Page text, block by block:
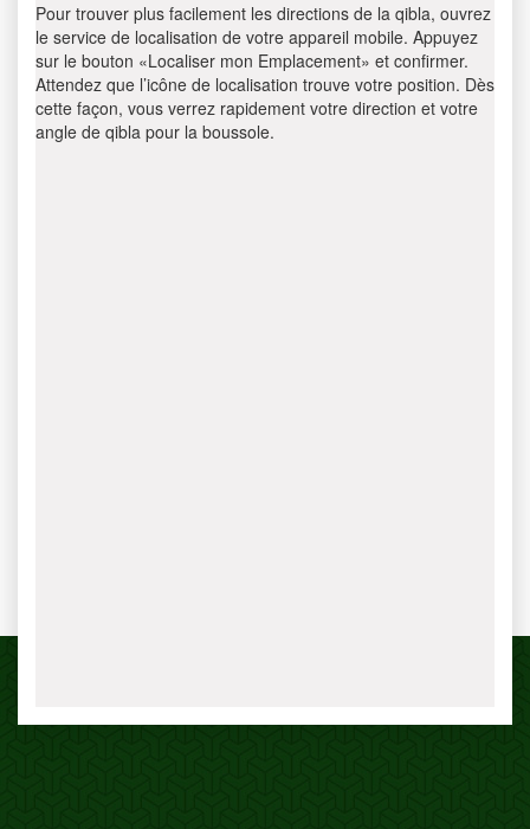
Pour trouver plus facilement les directions de la qibla, ouvrez
le service de localisation de votre appareil mobile. Appuyez
sur le bouton «Localiser mon Emplacement» et confirmer.
Attendez que l’icône de localisation trouve votre position. Dès
cette façon, vous verrez rapidement votre direction et votre
angle de qibla pour la boussole.